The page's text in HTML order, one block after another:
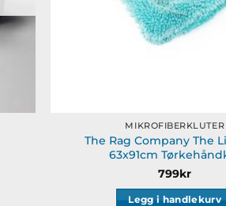
MIKROFIBERKLUTER
The Rag Company The
63x91cm
799kr
Legg i handlekurv